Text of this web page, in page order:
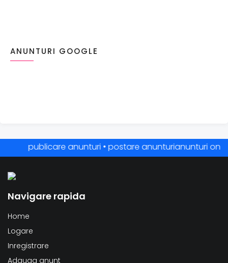
ANUNTURI GOOGLE
publicare anunturi • postare anunturianunturi
Navigare rapida
Home
Logare
Inregistrare
Adauga anunt